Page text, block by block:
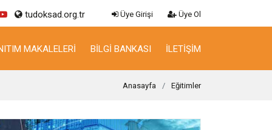
Üye Girişi Üye Ol
tudoksad.org.tr
MAKALELERI BILGI BANKASI İLETIŞIM
Anasayfa Eğitimler